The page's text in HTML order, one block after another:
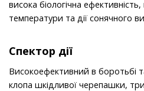
висока біологічна
температури та дії сонячного
Спектор дії
Високоефективний в боротьбі
клопа шкідливої черепашки,